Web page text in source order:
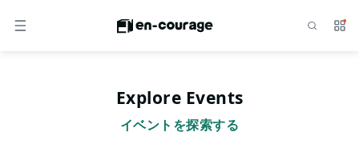
メニュー サ
Explore Events
イベントを探索する